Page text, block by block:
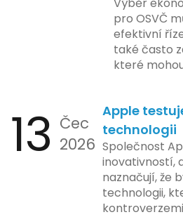
pro OSVČ
efektivní
také často
které
by se
13 Čec
2026
Apple
technologii
Společnost
inovativností,
naznačují, že
technologii,